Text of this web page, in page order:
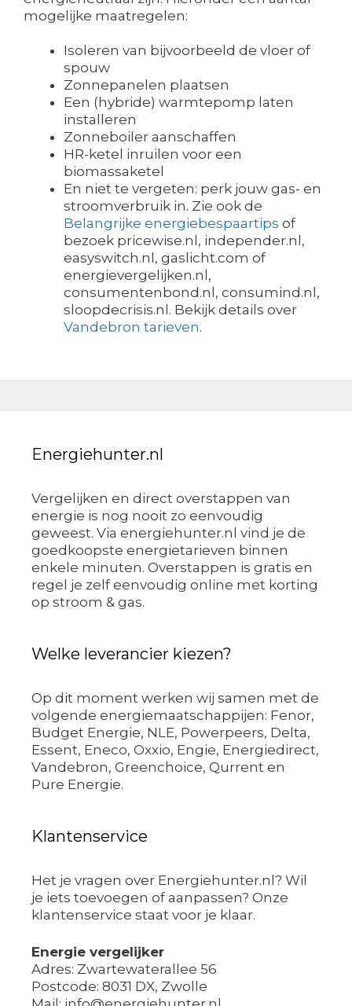
mogelijke maatregelen:
Isoleren van bijvoorbeeld de vloer of
spouw
Zonnepanelen plaatsen
Een (hybride) warmtepomp laten
installeren
Zonneboiler aanschaffen
HR-ketel inruilen voor een
biomassaketel
En niet te vergeten: perk jouw gas- en
stroomverbruik in. Zie ook de
Belangrijke energiebespaartips of
bezoek pricewise.nl, independer.nl,
easyswitch.nl, gaslicht.com of
energievergelijken.nl,
consumentenbond.nl, consumind.nl,
sloopdecrisis.nl. Bekijk details over
Vandebron tarieven.
Energiehunter.nl
Vergelijken en direct overstappen van
energie is nog nooit zo eenvoudig
geweest. Via energiehunter.nl vind je de
goedkoopste energietarieven binnen
enkele minuten. Overstappen is gratis en
regel je zelf eenvoudig online met korting
op stroom & gas.
Welke leverancier kiezen?
Op dit moment werken wij samen met de
volgende energiemaatschappijen: Fenor,
Budget Energie, NLE, Powerpeers, Delta,
Essent, Eneco, Oxxio, Engie, Energiedirect,
Vandebron, Greenchoice, Qurrent en
Pure Energie.
Klantenservice
Het je vragen over Energiehunter.nl? Wil
je iets toevoegen of aanpassen? Onze
klantenservice staat voor je klaar.
Energie vergelijker
Adres: Zwartewaterallee 56
Postcode: 8031 DX, Zwolle